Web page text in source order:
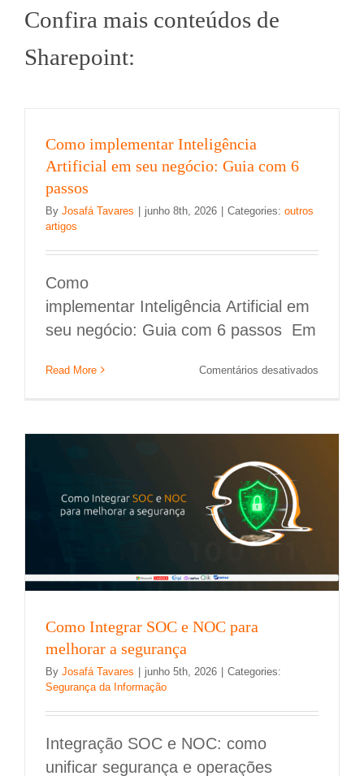
Confira mais conteúdos de
Sharepoint:
Como implementar Inteligência
Artificial em seu negócio: Guia com 6
passos
By Josafá Tavares junho 8th, 2026 Categories: outros
artigos
Como
implementar Inteligência Artificial em
seu negócio: Guia com 6 passos Em
Read More Comentários desativados
segurança
Como Integrar SOC e NOC para
melhorar a segurança
By Josafá Tavares junho 5th, 2026
Categories:
Segurança da Informação
Integração SOC e NOC: como
unificar segurança e operações